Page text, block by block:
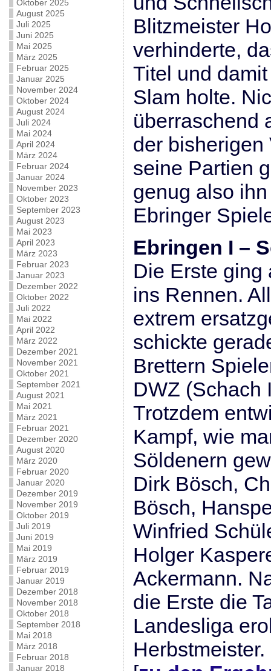
Oktober 2025
August 2025
Juli 2025
Juni 2025
Mai 2025
März 2025
Februar 2025
Januar 2025
November 2024
Oktober 2024
August 2024
Juli 2024
Mai 2024
April 2024
März 2024
Februar 2024
Januar 2024
November 2023
Oktober 2023
September 2023
August 2023
Mai 2023
April 2023
März 2023
Februar 2023
Januar 2023
Dezember 2022
Oktober 2022
Juli 2022
Mai 2022
April 2022
März 2022
Dezember 2021
November 2021
Oktober 2021
September 2021
August 2021
Mai 2021
März 2021
Februar 2021
Dezember 2020
August 2020
März 2020
Februar 2020
Januar 2020
Dezember 2019
November 2019
Oktober 2019
Juli 2019
Juni 2019
Mai 2019
März 2019
Februar 2019
Januar 2019
Dezember 2018
November 2018
Oktober 2018
September 2018
Mai 2018
März 2018
Februar 2018
Januar 2018
Blitzmeister
verhinderte,
Titel und
Slam holte.
überraschend
der bisherigen
seine Partien
genug also
Ebringer
Ebringen I –
Die Erste ging
ins Rennen.
extrem
schickte
Brettern
DWZ (Schach
Trotzdem
Kampf, wie
Söldenern
Dirk Bösch,
Bösch,
Winfried
Holger
Ackermann.
die Erste die
Landesliga
Herbstmeister.